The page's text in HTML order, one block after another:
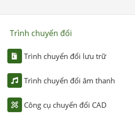
Trình chuyển đổi
Trình chuyển đổi lưu trữ
Trình chuyển đổi âm thanh
Công cụ chuyển đổi CAD